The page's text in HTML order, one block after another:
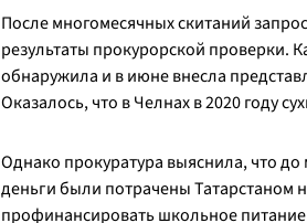
После многомесячных скитаний
результаты прокурорской проверки.
обнаружила и в июне внесла
Оказалось, что в Челнах в 2020 году
Однако прокуратура выяснила, что
деньги были потрачены Татарстаном
профинансировать школьное